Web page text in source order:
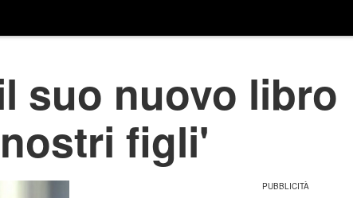
suo nuovo libro
figli'